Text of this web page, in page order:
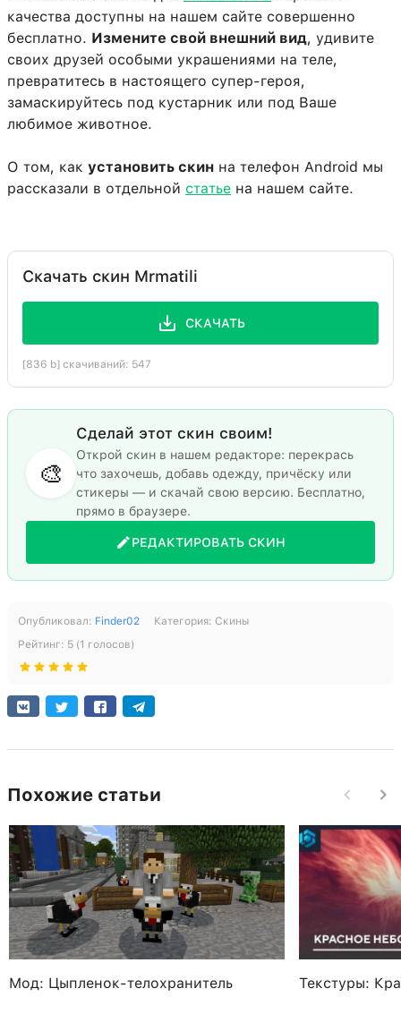
качества доступны на нашем сайте совершенно
бесплатно. Измените свой внешний вид, удивите
своих друзей особыми украшениями на теле,
превратитесь в настоящего супер-героя,
замаскируйтесь под кустарник или под Ваше
любимое животное.
О том, как установить скин на телефон Android мы
рассказали в отдельной статье на нашем сайте.
Скачать скин Mrmatili
СКАЧАТЬ
[836 b] скачиваний: 547
🎨
Сделай этот скин своим!
Открой скин в нашем редакторе: перекрась
что захочешь, добавь одежду, причёску или
стикеры — и скачай свою версию. Бесплатно,
прямо в браузере.
РЕДАКТИРОВАТЬ СКИН
Опубликовал: Finder02 Категория: Скины
Рейтинг: 5 (1 голосов)
Похожие статьи
Мод: Цыпленок-телохранитель Текстуры: